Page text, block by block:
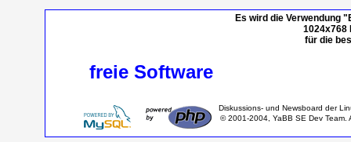
Es wird die Verwendung
1024x768
für die
freie Software
Diskussions- und Newsboard der
© 2001-2004, YaBB SE Dev Team.